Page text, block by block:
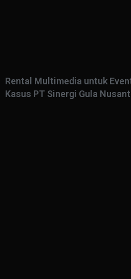
Rental Multimedia untuk
Kasus PT Sinergi Gula